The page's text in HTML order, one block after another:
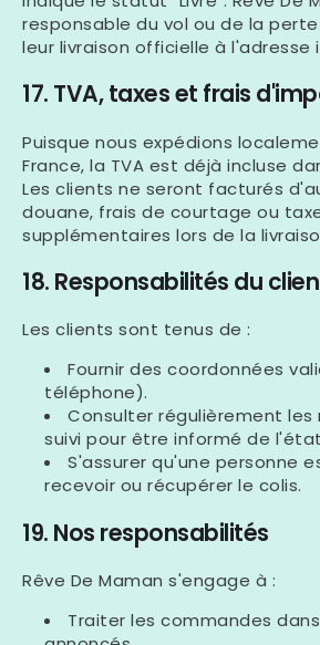
responsable du vol ou de la
leur livraison officielle à l'adresse
17. TVA, taxes et frais
Puisque nous expédions
France, la TVA est déjà incluse
Les clients ne seront facturés
douane, frais de courtage ou
supplémentaires lors de la
18. Responsabilités du
Les clients sont tenus de :
Fournir des coordonnées
téléphone).
Consulter régulièrement
suivi pour être informé de
S'assurer qu'une personne
recevoir ou récupérer le colis.
19. Nos responsabilités
Rêve De Maman s'engage à :
Traiter les commandes